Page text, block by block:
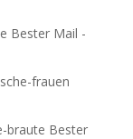
Bester Mail -
frauen
braute Bester